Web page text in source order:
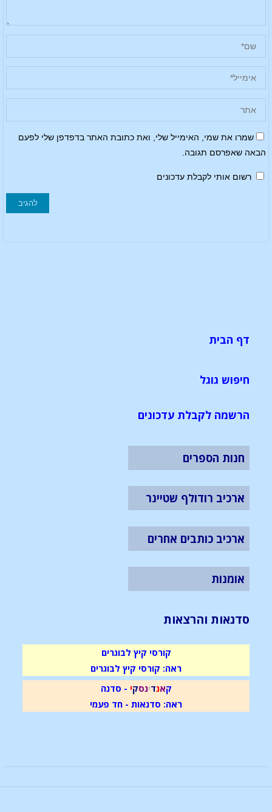
שמרו את שמי, האימייל שלי, ואת כתובת האתר בדפדפן שלי לפעם
הבאה שאפרסם תגובה.
רשום אותי לקבלת עדכונים
דף הבית
חיפוש גוגל
הרשמה לקבלת עדכונים
חנות הספרים
ארכיב רודולף שטיינר
ארכיב כותבים אחרים
אומנות
סדנאות והרצאות
קורסי קיץ לבוגרים
ראה: קורסי קיץ לבוגרים
קאנדינסקי - סדנה
ראה: סדנאות - חד פעמי